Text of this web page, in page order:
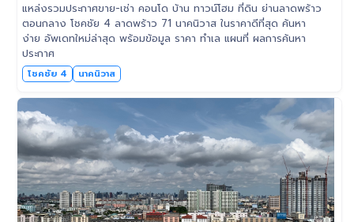
แหล่งรวมประกาศขาย-เช่า คอนโด บ้าน ทาวน์โฮม ที่ดิน ย่านลาดพร้าว
ตอนกลาง โชคชัย 4 ลาดพร้าว 71 นาคนิวาส ในราคาดีที่สุด ค้นหา
ง่าย อัพเดทใหม่ล่าสุด พร้อมข้อมูล ราคา ทำเล แผนที่ ผลการค้นหา
ประกาศ
โชคชัย 4 นาคนิวาส